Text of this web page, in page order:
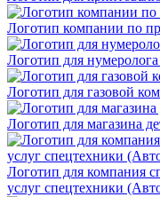
Логотип компании по
Логотип для
Логотип для газовой
Логотип для магазина
Логотип для компания
услуг спецтехники